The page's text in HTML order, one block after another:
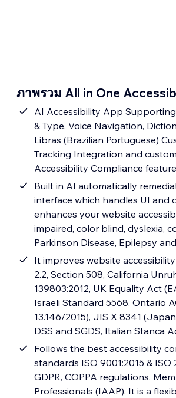
ภาพรวม All in One
AI Accessibility App Supporting
& Type, Voice Navigation,
Libras (Brazilian Portuguese)
Tracking Integration and
Accessibility Compliance
Built in AI automatically
interface which handles UI and
enhances your website
impaired, color blind, dyslexia,
Parkinson Disease, Epilepsy
It improves website
2.2, Section 508, California
139803:2012, UK Equality Act
Israeli Standard 5568, Ontario
13.146/2015), JIS X 8341
DSS and SGDS, Italian Stanca
Follows the best accessibility
standards ISO 9001:2015 & ISO
GDPR, COPPA regulations.
Professionals (IAAP). It is a